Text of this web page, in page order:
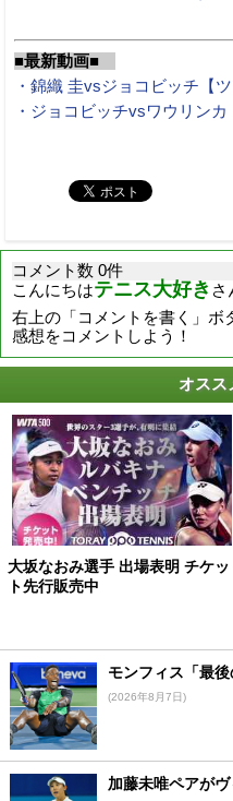
■最新動画■
・錦織 圭vsジョコビッチ【ツ
・ジョコビッチvsワウリンカ
コメント数 0件
こんにちはテニス大好き さ
右上の「コメントを書く」ボ
感想をコメントしよう！
オスス
大坂なおみ選手 出場表明 チケッ
ト先行販売中
モンフィス「最後
(2026年8月7日)
加藤未唯ペアが